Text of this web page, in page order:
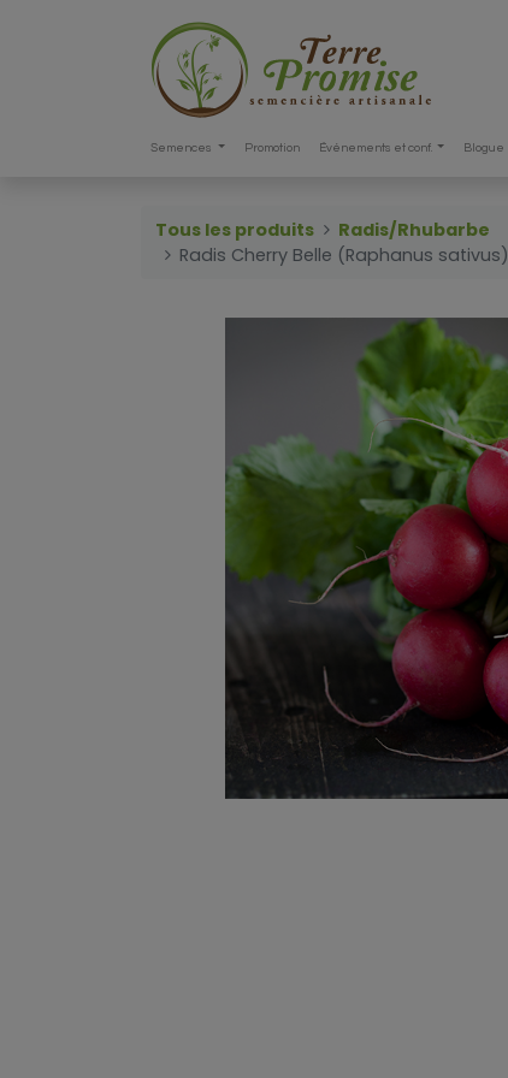
Semences Promotion Événements et conf. Blogue
Tous les produits
Radis/Rhubarbe
Radis Cherry Belle (Raphanus sativus)